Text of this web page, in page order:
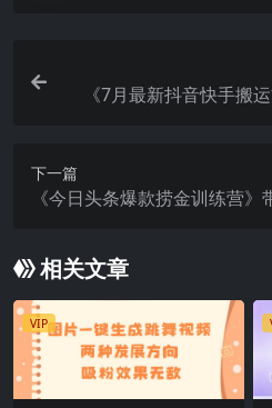
《7月最新抖音快手搬
下一篇
《今日头条爆款捞金训练营》
相关文章
VIP